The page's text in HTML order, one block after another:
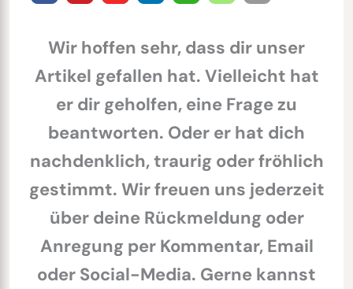
Wir hoffen sehr, dass dir unser
Artikel gefallen hat. Vielleicht hat
er dir geholfen, eine Frage zu
beantworten. Oder er hat dich
nachdenklich, traurig oder fröhlich
gestimmt. Wir freuen uns jederzeit
über deine Rückmeldung oder
Anregung per Kommentar, Email
oder Social-Media. Gerne kannst